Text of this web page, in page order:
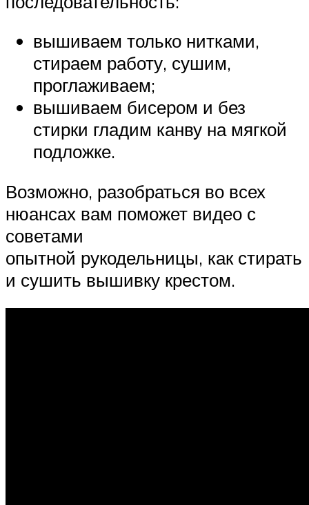
вышиваем только нитками,
стираем работу, сушим,
проглаживаем;
вышиваем бисером и без
стирки гладим канву на мягкой
подложке.
Возможно, разобраться во всех
нюансах вам поможет видео с
советами
опытной рукодельницы, как стирать
и сушить вышивку крестом.